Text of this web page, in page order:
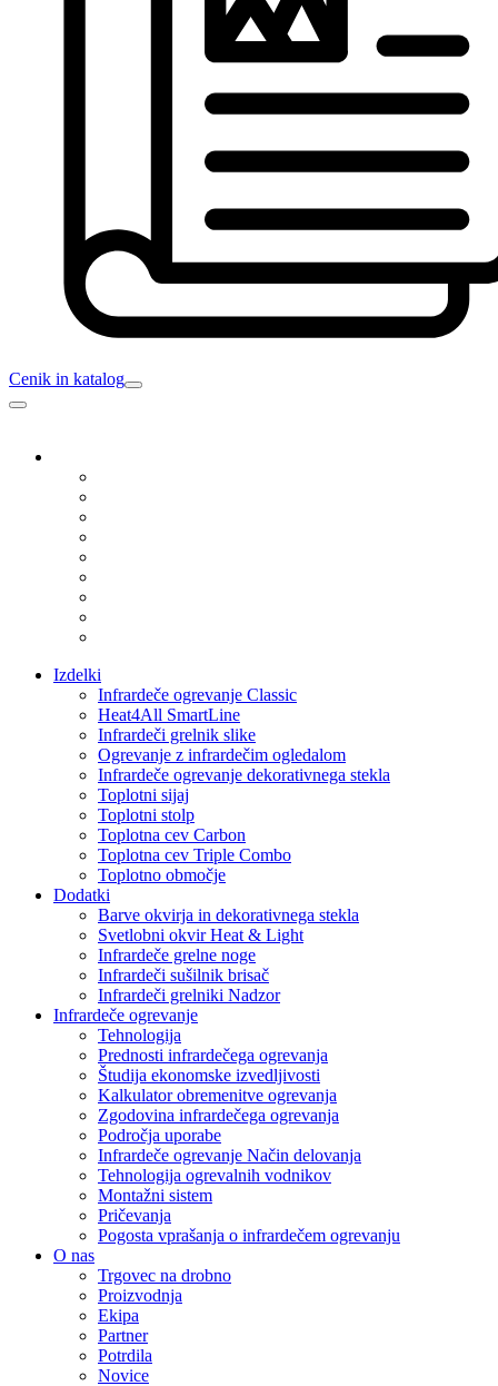
Cenik in katalog
Izdelki
Infrardeče ogrevanje Classic
Heat4All SmartLine
Infrardeči grelnik slike
Ogrevanje z infrardečim ogledalom
Infrardeče ogrevanje dekorativnega stekla
Toplotni sijaj
Toplotni stolp
Toplotna cev Carbon
Toplotna cev Triple Combo
Toplotno območje
Dodatki
Barve okvirja in dekorativnega stekla
Svetlobni okvir Heat & Light
Infrardeče grelne noge
Infrardeči sušilnik brisač
Infrardeči grelniki Nadzor
Infrardeče ogrevanje
Tehnologija
Prednosti infrardečega ogrevanja
Študija ekonomske izvedljivosti
Kalkulator obremenitve ogrevanja
Zgodovina infrardečega ogrevanja
Področja uporabe
Infrardeče ogrevanje Način delovanja
Tehnologija ogrevalnih vodnikov
Montažni sistem
Pričevanja
Pogosta vprašanja o infrardečem ogrevanju
O nas
Trgovec na drobno
Proizvodnja
Ekipa
Partner
Potrdila
Novice